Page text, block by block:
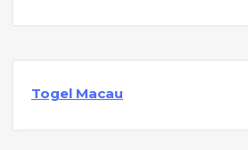
Togel Macau